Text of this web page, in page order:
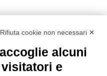
verso la collina
il secondo weekend di
Rifiuta cookie non necessari ✕
alcuni
e